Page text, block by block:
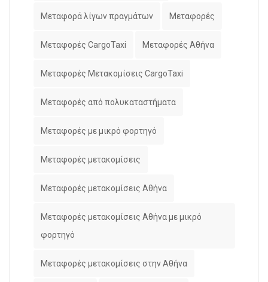
Μεταφορά λίγων πραγμάτων Μεταφορές
Μεταφορές CargoTaxi Μεταφορές Αθήνα
Μεταφορές Μετακομίσεις CargoTaxi
Μεταφορές από πολυκαταστήματα
Μεταφορές με μικρό φορτηγό
Μεταφορές μετακομίσεις
Μεταφορές μετακομίσεις Αθήνα
Μεταφορές μετακομίσεις Αθήνα με μικρό
φορτηγό
Μεταφορές μετακομίσεις στην Αθήνα